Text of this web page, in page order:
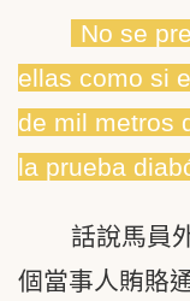
No se
ellas como si
de mil metros
la prueba
話說馬員
個當事人賄賂